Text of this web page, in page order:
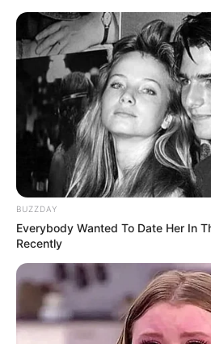
BUZZDAY
Everybody Wanted To Date Her In
Recently